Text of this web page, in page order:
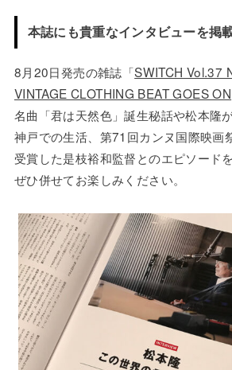
本誌にも貴重なインタビューを掲
8月20日発売の雑誌「SWITCH Vol.37
VINTAGE CLOTHING BEAT GOES ON
名曲「君は天然色」誕生秘話や松本隆
神戸での生活、第71回カンヌ国際映画
受賞した是枝裕和監督とのエピソード
ぜひ併せてお楽しみください。